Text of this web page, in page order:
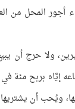
أجور المحل من
ولا حرج أن
إيَّاه بربح مئة
ويُحب أن